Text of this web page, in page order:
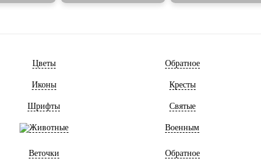
Цветы Обратное
Иконы Кресты
Шрифты Святые
Животные Военным
Веточки Обратное